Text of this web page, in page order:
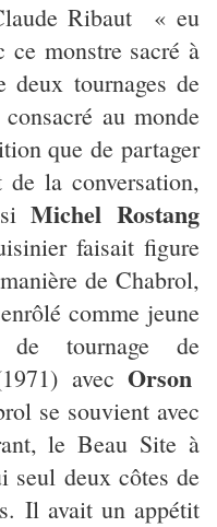
Ribaut « eu
ce monstre sacré à
deux tournages de
au monde
que de partager
la conversation,
Michel Rostang
faisait figure
de Chabrol,
comme jeune
de tournage de
avecOrson
se souvient avec
le Beau Site à
deux côtes de
Il avait un appétit